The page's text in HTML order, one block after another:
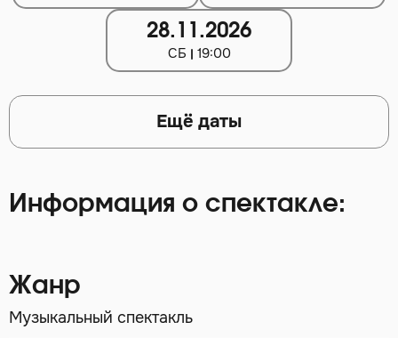
28.11.2026
СБ 19:00
Ещё даты
Информация о спектакле:
Жанр
Музыкальный спектакль